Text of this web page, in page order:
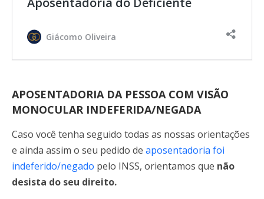
Giácomo Oliveira
APOSENTADORIA DA PESSOA COM VISÃO
MONOCULAR INDEFERIDA/NEGADA
Caso você tenha seguido todas as nossas orientações
e ainda assim o seu pedido de aposentadoria foi
indeferido/negado pelo INSS, orientamos que não
desista do seu direito.